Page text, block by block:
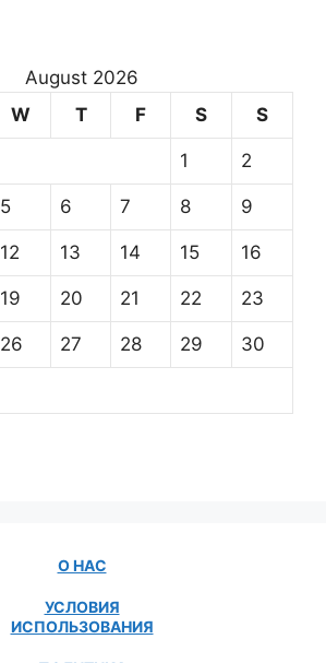
August 2026
W T F S S
1 2
5 6 7 8 9
12 13 14 15 16
19 20 21 22 23
26 27 28 29 30
О НАС
УСЛОВИЯ
ИСПОЛЬЗОВАНИЯ